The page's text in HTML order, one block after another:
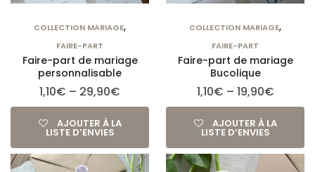
COLLECTION MARIAGE,
FAIRE-PART
Faire-part de mariage
personnalisable
1,10€ – 29,90€
AJOUTER À LA
LISTE D’ENVIES
COLLECTION MARIAGE,
FAIRE-PART
Faire-part de mariage
Bucolique
1,10€ – 19,90€
AJOUTER À LA
LISTE D’ENVIES